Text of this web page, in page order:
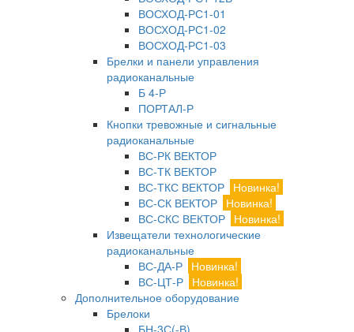
ВОСХОД-РС1-01
ВОСХОД-РС1-02
ВОСХОД-РС1-03
Брелки и панели управления
радиоканальные
Б 4-Р
ПОРТАЛ-Р
Кнопки тревожные и сигнальные
радиоканальные
ВС-РК ВЕКТОР
ВС-ТК ВЕКТОР
ВС-ТКС ВЕКТОР Новинка!
ВС-СК ВЕКТОР Новинка!
ВС-СКС ВЕКТОР Новинка!
Извещатели технологические
радиоканальные
ВС-ДА-Р Новинка!
ВС-ЦТ-Р Новинка!
Дополнительное оборудование
Брелоки
БН-3С(-В)